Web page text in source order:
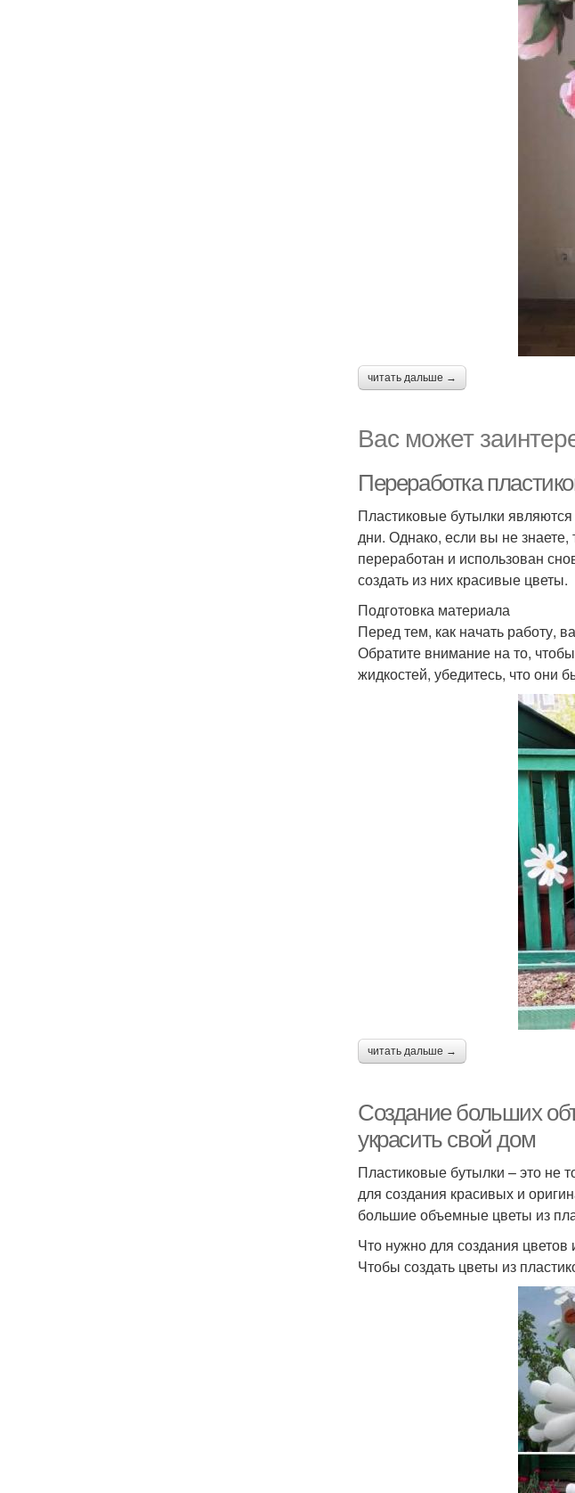
читать дальше →
Вас может
Переработка
Пластиковые бутылки
дни. Однако, если вы не
переработан и использован
создать из них красивые цветы.
Подготовка материала
Перед тем, как начать работу,
Обратите внимание на то,
жидкостей, убедитесь, что
читать дальше →
Создание больших
украсить свой дом
Пластиковые бутылки – это не
для создания красивых и
большие объемные цветы из
Что нужно для создания цветов
Чтобы создать цветы из